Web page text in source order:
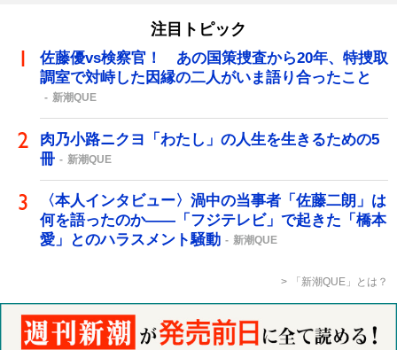
注目トピック
佐藤優vs検察官！ あの国策捜査から20年、特捜取
調室で対峙した因縁の二人がいま語り合ったこと
新潮QUE
肉乃小路ニクヨ「わたし」の人生を生きるための5
冊
新潮QUE
〈本人インタビュー〉渦中の当事者「佐藤二朗」は
何を語ったのか――「フジテレビ」で起きた「橋本
愛」とのハラスメント騒動
新潮QUE
「新潮QUE」とは？